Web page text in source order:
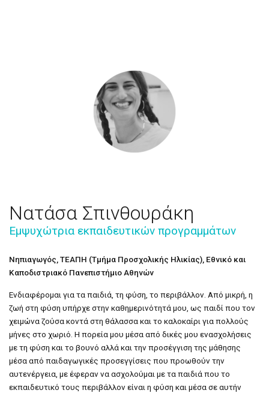
Νατάσα Σπινθουράκη
Εμψυχώτρια εκπαιδευτικών προγραμμάτων
Νηπιαγωγός, ΤΕΑΠΗ (Τμήμα Προσχολικής Ηλικίας), Εθνικό και
Καποδιστριακό Πανεπιστήμιο Αθηνών
Ενδιαφέρομαι για τα παιδιά, τη φύση, το περιβάλλον. Από μικρή, η
ζωή στη φύση υπήρχε στην καθημερινότητά μου, ως παιδί που τον
χειμώνα ζούσα κοντά στη θάλασσα και το καλοκαίρι για πολλούς
μήνες στο χωριό. Η πορεία μου μέσα από δικές μου ενασχολήσεις
με τη φύση και το βουνό αλλά και την προσέγγιση της μάθησης
μέσα από παιδαγωγικές προσεγγίσεις που προωθούν την
αυτενέργεια, με έφεραν να ασχολούμαι με τα παιδιά που το
εκπαιδευτικό τους περιβάλλον είναι η φύση και μέσα σε αυτήν